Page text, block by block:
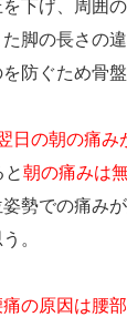
下げ、周囲
脚の長さの
防ぐため骨
日の朝の痛
朝の痛みは
勢での痛み
。
の原因は腰